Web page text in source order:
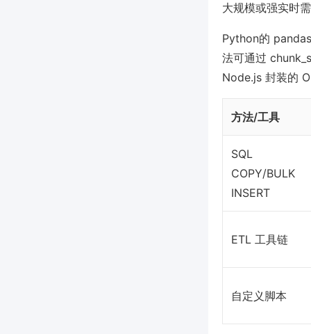
大规模或强实时
Python的
法可通过
Node.js 封装的
方法/工具
SQL
COPY/BULK
INSERT
ETL 工具链
自定义脚本